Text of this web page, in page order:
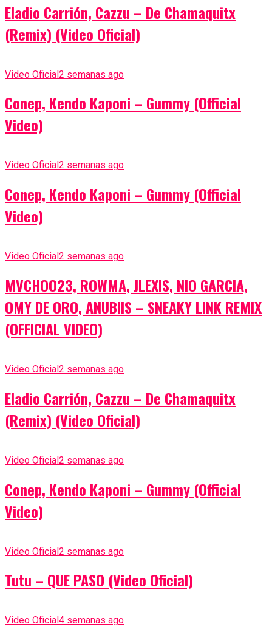
Eladio Carrión, Cazzu – De Chamaquitx
(Remix) (Video Oficial)
Video Oficial2 semanas ago
Conep, Kendo Kaponi – Gummy (Official
Video)
Video Oficial 2 semanas ago
Conep, Kendo Kaponi – Gummy (Official
Video)
Video Oficial2 semanas ago
MVCHOO23, ROWMA, JLEXIS, NIO GARCIA,
OMY DE ORO, ANUBIIS – SNEAKY LINK REMIX
(OFFICIAL VIDEO)
Video Oficial2 semanas ago
Eladio Carrión, Cazzu – De Chamaquitx
(Remix) (Video Oficial)
Video Oficial2 semanas ago
Conep, Kendo Kaponi – Gummy (Official
Video)
Video Oficial2 semanas ago
Tutu – QUE PASO (Video Oficial)
Video Oficial 4 semanas ago